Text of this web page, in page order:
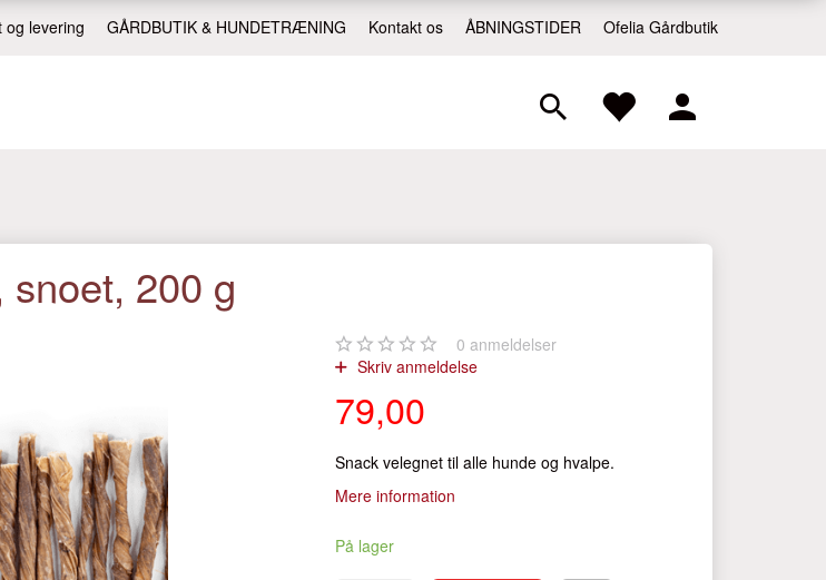
Ofelia Gårdbutik
ÅBNINGSTIDER
Kontakt os
GÅRDBUTIK & HUNDETRÆNING
og levering
200 g
0 anmeldelser
Skriv anmeldelse
79,00
Snack velegnet til alle hunde og hvalpe.
Mere information
På lager